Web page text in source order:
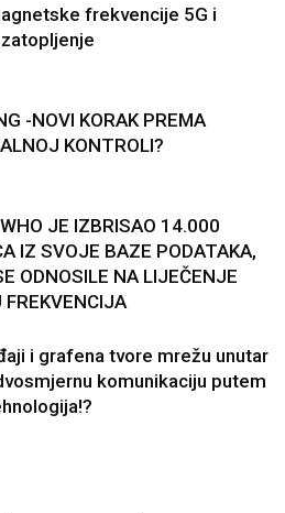
frekvencije 5G i
-NOVI KORAK PREMA
KONTROLI?
JE IZBRISAO 14.000
IZ SVOJE BAZE PODATAKA,
ODNOSILE NA LIJEČENJE
FREKVENCIJA
i grafena tvore mrežu unutar
komunikaciju putem